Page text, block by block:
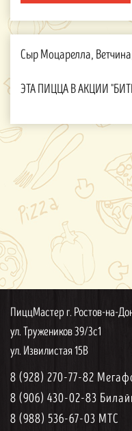
Сыр Моцарелла,
ЭТА ПИЦЦА В АКЦИИ
ПиццМастер г. Ростов-на-
ул. Тружеников 39/3с1
ул. Извилистая 15В
8 (928) 270-77-82
8 (906) 430-02-83
8 (988) 536-67-03 МТС